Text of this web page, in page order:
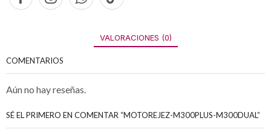
VALORACIONES (0)
COMENTARIOS
Aún no hay reseñas.
SÉ EL PRIMERO EN COMENTAR “MOTOREJEZ-M300PLUS-M300DUAL”